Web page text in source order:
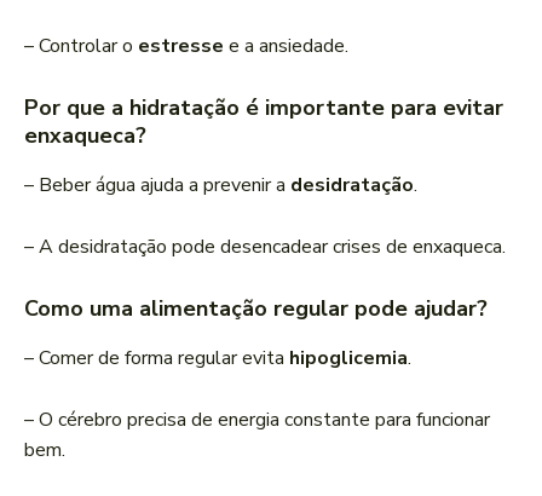
– Controlar o estresse e a ansiedade.
Por que a hidratação é importante para evitar
enxaqueca?
– Beber água ajuda a prevenir a desidratação.
– A desidratação pode desencadear crises de enxaqueca.
Como uma alimentação regular pode ajudar?
– Comer de forma regular evita hipoglicemia.
– O cérebro precisa de energia constante para funcionar
bem.